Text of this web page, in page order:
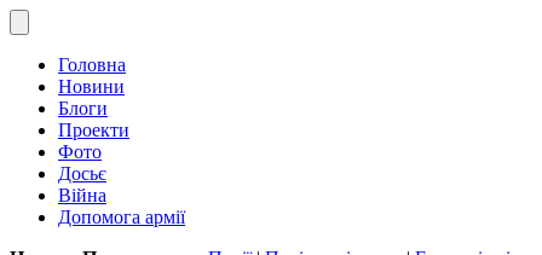
Головна
Новини
Блоги
Проекти
Фото
Досьє
Війна
Допомога армії